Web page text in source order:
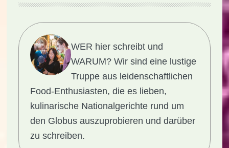
WER hier schreibt und
WARUM? Wir sind eine lustige
Truppe aus leidenschaftlichen
Food-Enthusiasten, die es lieben,
kulinarische Nationalgerichte rund um
den Globus auszuprobieren und darüber
zu schreiben.